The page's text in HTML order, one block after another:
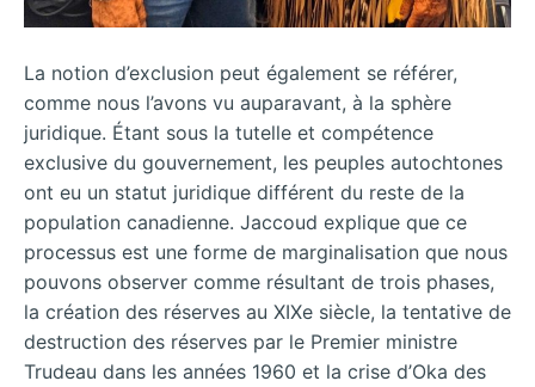
La notion d’exclusion peut également se référer,
comme nous l’avons vu auparavant, à la sphère
juridique. Étant sous la tutelle et compétence
exclusive du gouvernement, les peuples autochtones
ont eu un statut juridique différent du reste de la
population canadienne. Jaccoud explique que ce
processus est une forme de marginalisation que nous
pouvons observer comme résultant de trois phases,
la création des réserves au XIXe siècle, la tentative de
destruction des réserves par le Premier ministre
Trudeau dans les années 1960 et la crise d’Oka des